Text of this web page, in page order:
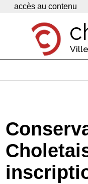
Panneau de gestion des
accès au contenu
Economie
Services
Contacts